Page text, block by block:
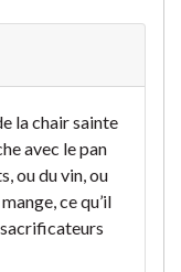
la chair sainte
avec le pan
ou du vin, ou
ce qu’il